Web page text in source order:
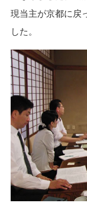
現当主が京都に戻
した。